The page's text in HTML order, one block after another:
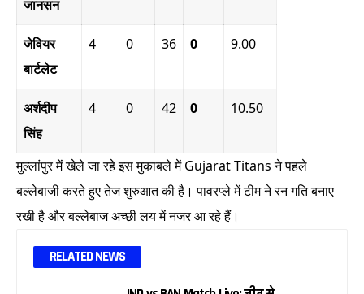
जानसन
जेवियर
बार्टलेट
4 0 36 0 9.00
अर्शदीप
सिंह
4 0 42 0 10.50
मुल्लांपुर में खेले जा रहे इस मुकाबले में Gujarat Titans ने पहले
बल्लेबाजी करते हुए तेज शुरुआत की है। पावरप्ले में टीम ने रन गति बनाए
रखी है और बल्लेबाज अच्छी लय में नजर आ रहे हैं।
RELATED NEWS